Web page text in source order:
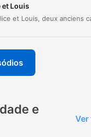
l'insectivore, vous
l'importance cruciale de la
de la chaîne
Louis
e
Ver